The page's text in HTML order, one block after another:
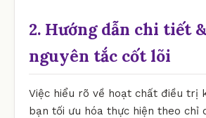
2. Hướng dẫn chi tiết
nguyên tắc cốt lõi
Việc hiểu rõ về hoạt chất điều trị
bạn tối ưu hóa thực hiện theo chỉ